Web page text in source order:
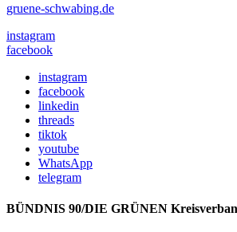
gruene-schwabing.de
instagram
facebook
instagram
facebook
linkedin
threads
tiktok
youtube
WhatsApp
telegram
BÜNDNIS 90/DIE GRÜNEN